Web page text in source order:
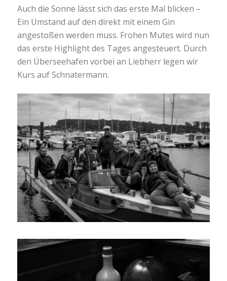
Auch die Sonne lässt sich das erste Mal blicken –
Ein Umstand auf den direkt mit einem Gin
angestoßen werden muss. Frohen Mutes wird nun
das erste Highlight des Tages angesteuert. Durch
den Überseehafen vorbei an Liebherr legen wir
Kurs auf Schnatermann.